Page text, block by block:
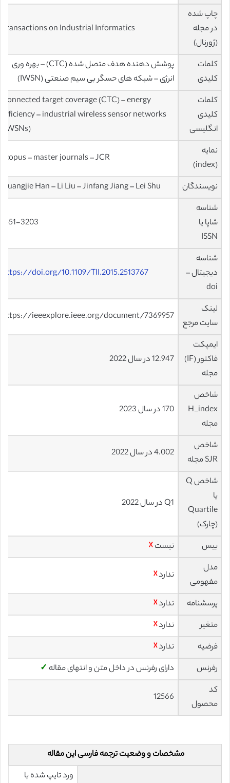
چاپ شده
در مجله
(ژورنال)
کلمات
کلیدی
پوشش دهنده هدف متصل شده (CTC) – بهره وری
انرژی – شبکه های حسگر بی سیم صنعتی (IWSN)
کلمات
کلیدی
انگلیسی
Connected target coverage (CTC) – energy
efficiency – industrial wireless sensor networks
(IWSNs)
نمایه
(index)
scopus – master journals – JCR
نویسندگان
Guangjie Han – Li Liu – Jinfang Jiang – Lei Shu
شناسه
شاپا یا
ISSN
1551-3203
شناسه
دیجیتال –
doi
https://doi.org/10.1109/TII.2015.2513767
لینک
سایت مرجع
https://ieeexplore.ieee.org/document/7369957
ایمپکت
فاکتور (IF)
مجله
12.947 در سال 2022
شاخص
H_index
مجله
170 در سال 2023
شاخص
SJR مجله
4.002 در سال 2022
شاخص Q
یا
Quartile
(چارک)
Q1 در سال 2022
بیس نیست☓
مدل
مفهومی
ندارد☓
پرسشنامه ندارد☓
متغیر
ندارد☓
فرضیه
ندارد☓
رفرنس
دارای رفرنس در داخل متن و انتهای مقاله ✓
کد
محصول
12566
مشخصات و وضعیت ترجمه فارسی این مقاله
ورد تایپ شده با